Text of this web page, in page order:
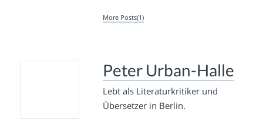
More Posts(1)
Peter Urban-Halle
Lebt als Literaturkritiker und
Übersetzer in Berlin.